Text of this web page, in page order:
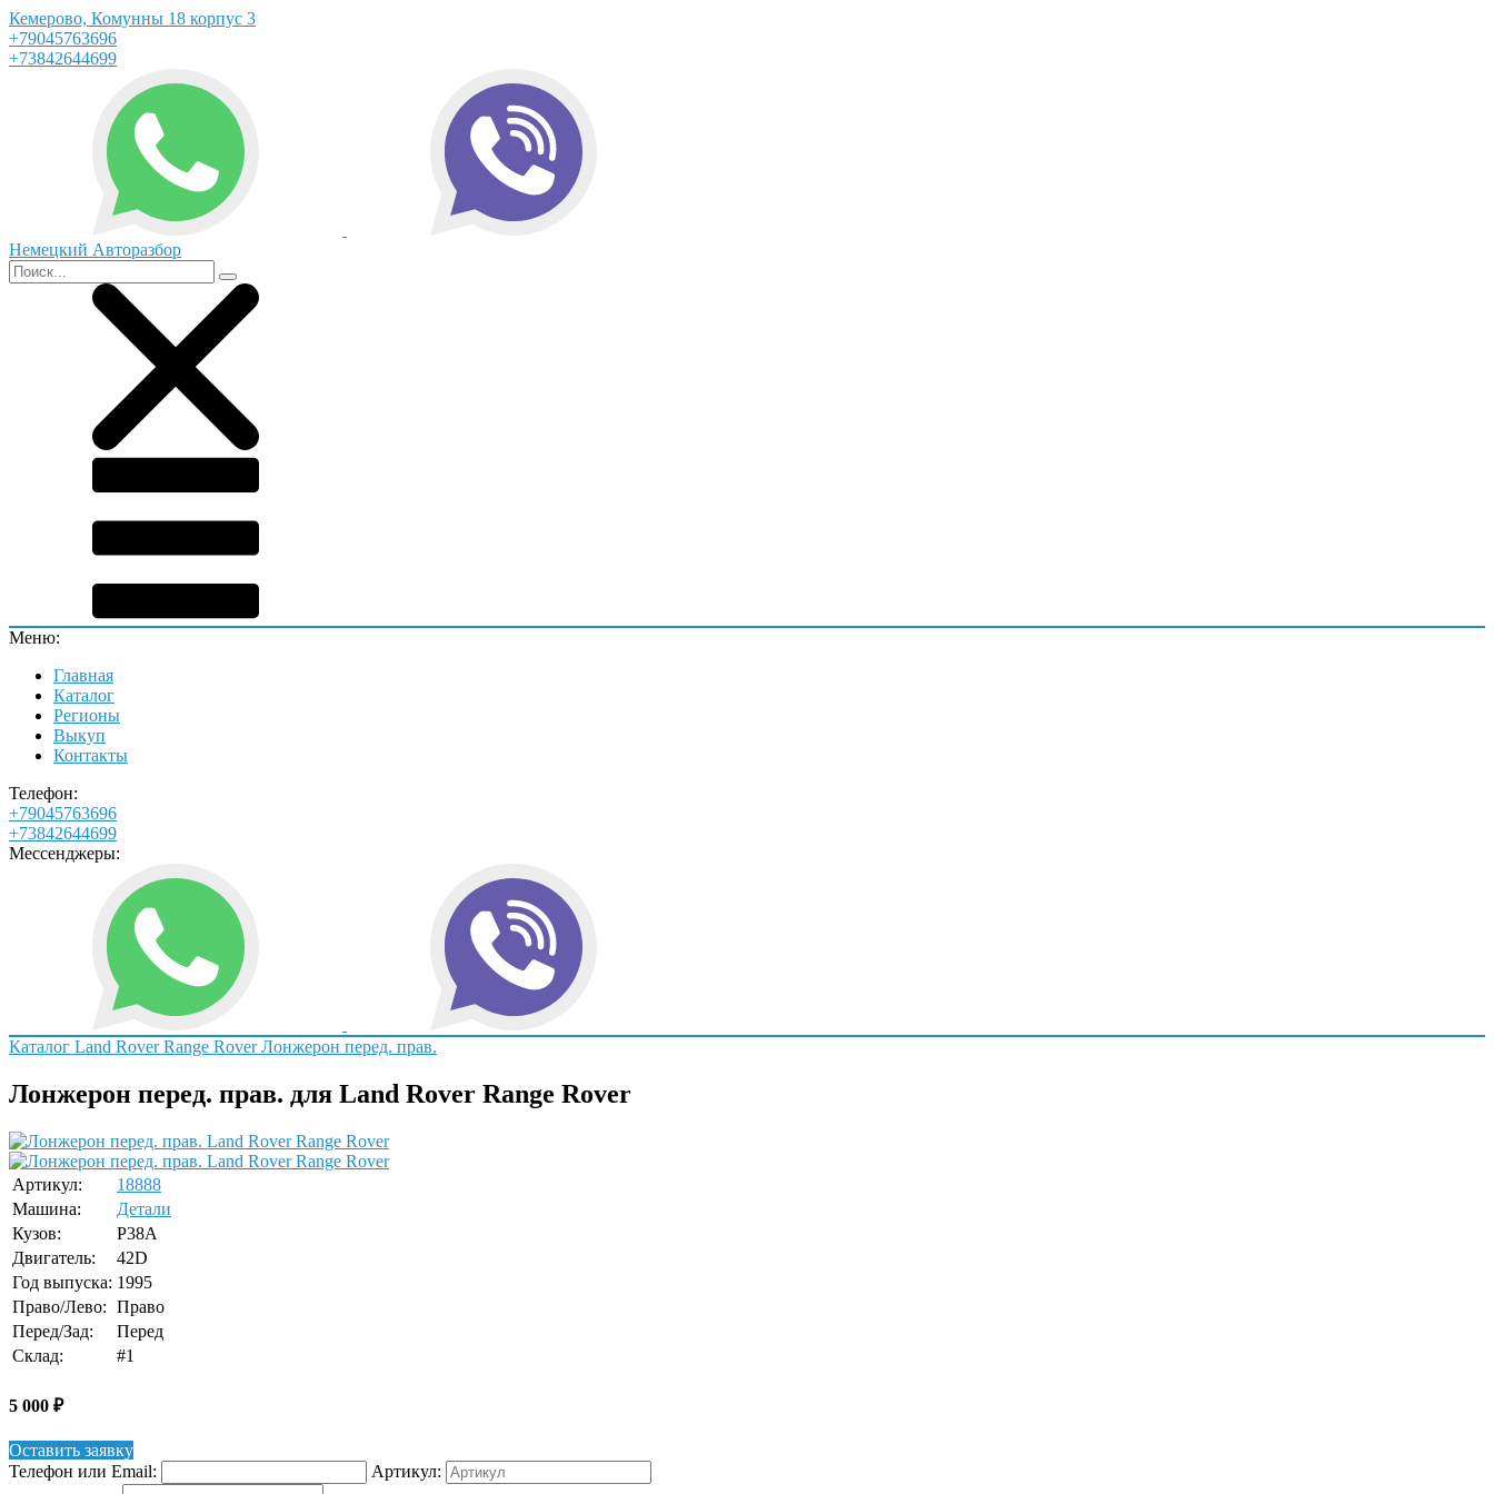
Кемерово, Комунны 18 корпус 3
+79045763696
+73842644699
Немецкий Авторазбор
Меню:
Главная
Каталог
Регионы
Выкуп
Контакты
Телефон:
+79045763696
+73842644699
Мессенджеры:
Каталог Land RoverRange RoverЛонжерон перед. прав.
Лонжерон перед. прав. для Land Rover Range Rover
Артикул:
18888
Машина:
Детали
Кузов:
P38A
Двигатель:
42D
Год выпуска: 1995
Право/Лево: Право
Перед/Зад:
Перед
Склад:
#1
5 000 ₽
Оставить заявку
Телефон или Email:
Артикул: